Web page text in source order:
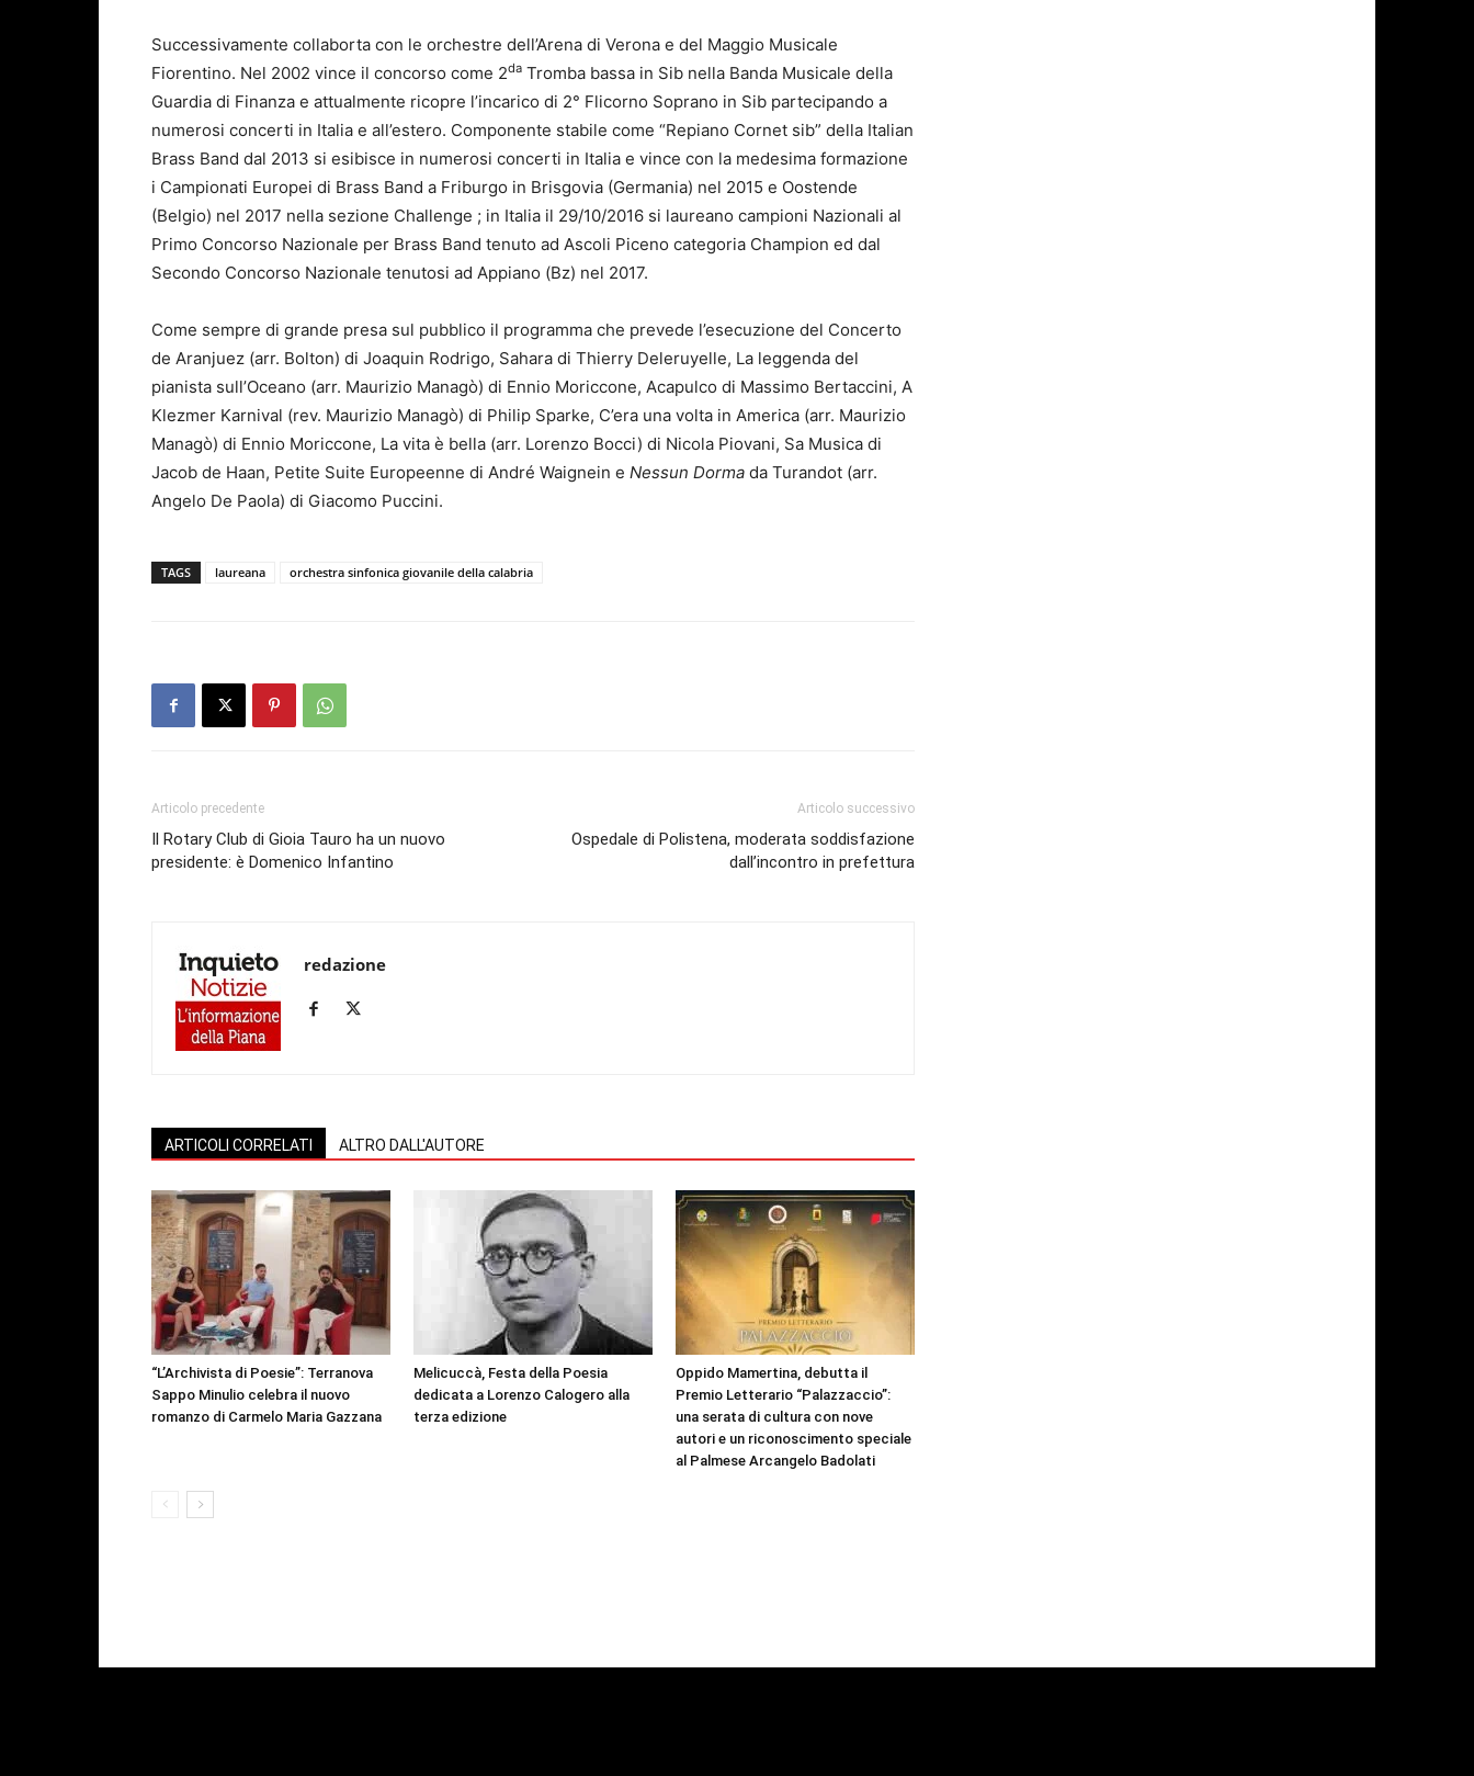
Successivamente collaborta con le orchestre dell’Arena di Verona e del Maggio Musicale
Fiorentino. Nel 2002 vince il concorso come 2da Tromba bassa in Sib nella Banda Musicale della
Guardia di Finanza e attualmente ricopre l’incarico di 2° Flicorno Soprano in Sib partecipando a
numerosi concerti in Italia e all’estero. Componente stabile come “Repiano Cornet sib” della Italian
Brass Band dal 2013 si esibisce in numerosi concerti in Italia e vince con la medesima formazione
i Campionati Europei di Brass Band a Friburgo in Brisgovia (Germania) nel 2015 e Oostende
(Belgio) nel 2017 nella sezione Challenge ; in Italia il 29/10/2016 si laureano campioni Nazionali al
Primo Concorso Nazionale per Brass Band tenuto ad Ascoli Piceno categoria Champion ed dal
Secondo Concorso Nazionale tenutosi ad Appiano (Bz) nel 2017.
Come sempre di grande presa sul pubblico il programma che prevede l’esecuzione del Concerto
de Aranjuez (arr. Bolton) di Joaquin Rodrigo, Sahara di Thierry Deleruyelle, La leggenda del
pianista sull’Oceano (arr. Maurizio Managò) di Ennio Moriccone, Acapulco di Massimo Bertaccini, A
Klezmer Karnival (rev. Maurizio Managò) di Philip Sparke, C’era una volta in America (arr. Maurizio
Managò) di Ennio Moriccone, La vita è bella (arr. Lorenzo Bocci) di Nicola Piovani, Sa Musica di
Jacob de Haan, Petite Suite Europeenne di André Waignein e Nessun Dorma da Turandot (arr.
Angelo De Paola) di Giacomo Puccini.
TAGS laureana orchestra sinfonica giovanile della calabria
Articolo precedente
Il Rotary Club di Gioia Tauro ha un nuovo
presidente: è Domenico Infantino
Articolo successivo
Ospedale di Polistena, moderata soddisfazione
dall’incontro in prefettura
redazione
ARTICOLI CORRELATI ALTRO DALL'AUTORE
“L’Archivista di Poesie”: Terranova
Sappo Minulio celebra il nuovo
romanzo di Carmelo Maria Gazzana
Melicuccà, Festa della Poesia
dedicata a Lorenzo Calogero alla
terza edizione
Oppido Mamertina, debutta il
Premio Letterario “Palazzaccio”:
una serata di cultura con nove
autori e un riconoscimento speciale
al Palmese Arcangelo Badolati